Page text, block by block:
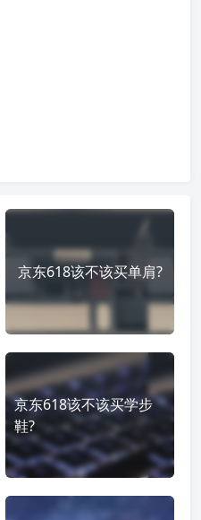
京东618该不该买单肩?
京东618该不该买学步
鞋?